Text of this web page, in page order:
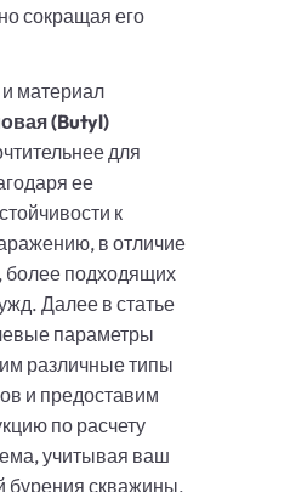
сокращая его
материал
(Butyl)
для
ее
к
в отличие
более подходящих
Далее в статье
параметры
различные типы
и предоставим
по расчету
учитывая ваш
бурения скважины.